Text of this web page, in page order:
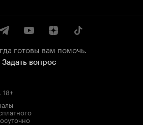
готовы вам помочь.
Задать вопрос
. 18+